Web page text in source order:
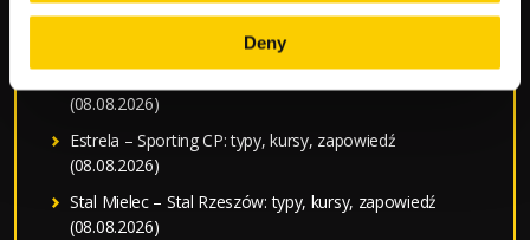
Deny
NEC Nijmegen – Telstar: typy, kursy, zapowiedź
(08.08.2026)
Estrela – Sporting CP: typy, kursy, zapowiedź
(08.08.2026)
Stal Mielec – Stal Rzeszów: typy, kursy, zapowiedź
(08.08.2026)